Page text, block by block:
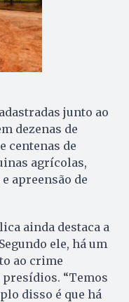
junto ao
dezenas de
centenas de
agrícolas,
apreensão de
ainda destaca a
ele, há um
ao crime
“Temos
disso é que há